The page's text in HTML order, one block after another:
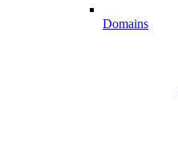
Domains